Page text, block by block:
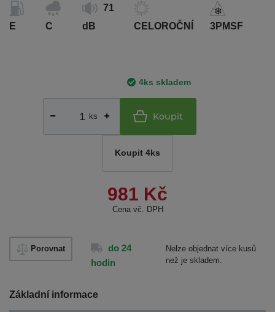
E C
71
dB
CELOROČNÍ 3PMSF
4ks skladem
ks Koupit
Koupit 4ks
981 Kč
Cena vč. DPH
Porovnat
do 24
hodin
Nelze objednat více kusů
než je skladem.
Základní informace